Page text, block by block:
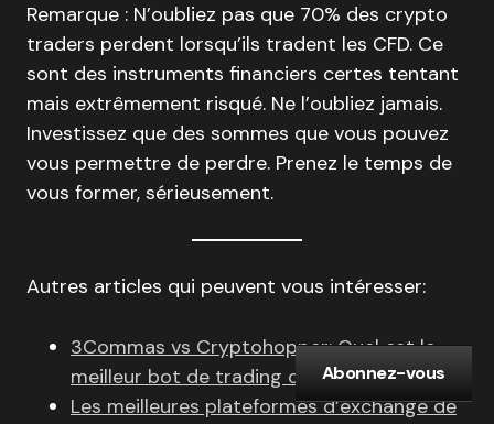
Remarque : N’oubliez pas que 70% des crypto
traders perdent lorsqu’ils tradent les CFD. Ce
sont des instruments financiers certes tentant
mais extrêmement risqué. Ne l’oubliez jamais.
Investissez que des sommes que vous pouvez
vous permettre de perdre. Prenez le temps de
vous former, sérieusement.
Autres articles qui peuvent vous intéresser:
3Commas vs Cryptohopper: Quel est le
meilleur bot de trading crypto?
Les meilleures plateformes d’exchange de
Abonnez-vous